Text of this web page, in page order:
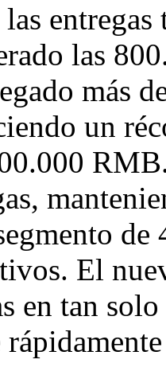
las
más
un
RMB
de
El
en tan